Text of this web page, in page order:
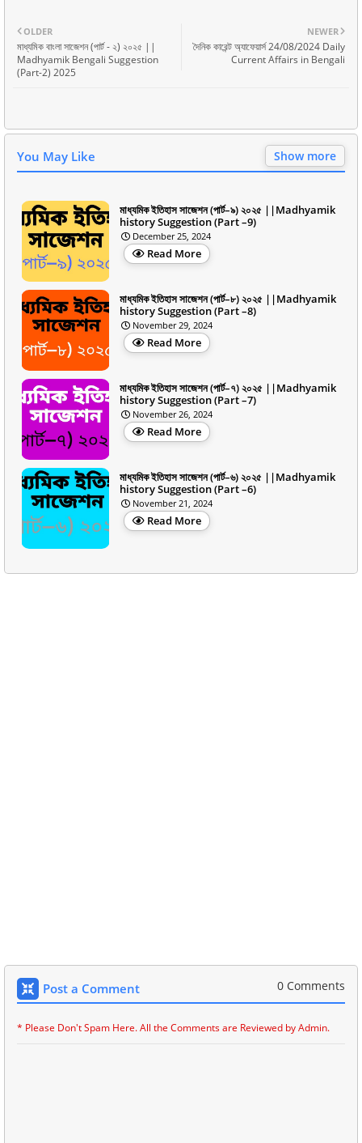
NEWER
দৈনিক কারেন্ট অ্যাফেয়ার্স 24/08/2024 Daily
Current Affairs in Bengali
OLDER
মাধ্যমিক বাংলা সাজেশন (পার্ট - ২) ২০২৫ ||
Madhyamik Bengali Suggestion
(Part-2) 2025
You May Like Show more
মাধ্যমিক ইতিহাস সাজেশন (পার্ট–৯) ২০২৫ ||Madhyamik
history Suggestion (Part –9)
December 25, 2024
Read More
মাধ্যমিক ইতিহাস সাজেশন (পার্ট–৮) ২০২৫ ||Madhyamik
history Suggestion (Part –8)
November 29, 2024
Read More
মাধ্যমিক ইতিহাস সাজেশন (পার্ট–৭) ২০২৫ ||Madhyamik
history Suggestion (Part –7)
November 26, 2024
Read More
মাধ্যমিক ইতিহাস সাজেশন (পার্ট–৬) ২০২৫ ||Madhyamik
history Suggestion (Part –6)
November 21, 2024
Read More
Post a Comment 0 Comments
* Please Don't Spam Here. All the Comments are Reviewed by Admin.